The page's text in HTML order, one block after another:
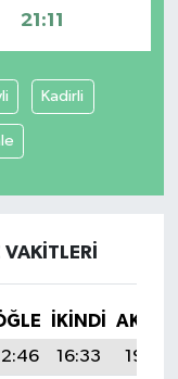
21:11
Kadirli
İKINDI
16:33
19:45